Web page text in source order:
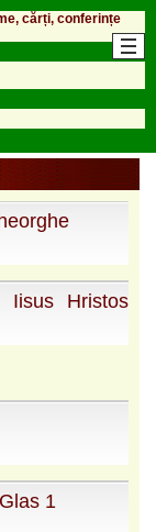
cărți, conferințe
Iisus Hristos
1